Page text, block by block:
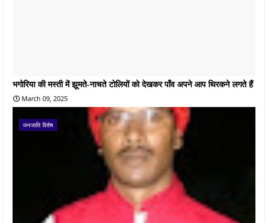
भगोरिया की मस्ती में झूमते-नाचते टोलियों को देखकर पाँव अपने आप थिरकने लगते हैं
March 09, 2025
जनजाति विशेष